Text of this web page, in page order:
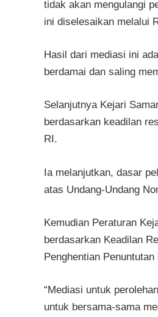
tidak akan mengulangi
ini diselesaikan melalui
Hasil dari mediasi ini
berdamai dan saling
Selanjutnya Kejari
berdasarkan keadilan
RI.
Ia melanjutkan, dasar
atas Undang-Undang
Kemudian Peraturan
berdasarkan Keadilan
Penghentian
“Mediasi untuk
untuk bersama-sama